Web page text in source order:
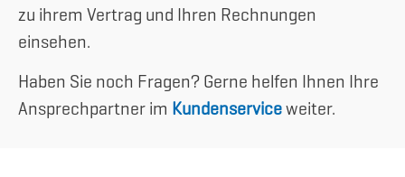
zu ihrem Vertrag und Ihren Rechnungen
einsehen.
Haben Sie noch Fragen? Gerne helfen Ihnen Ihre
Ansprechpartner im Kundenserviceweiter.